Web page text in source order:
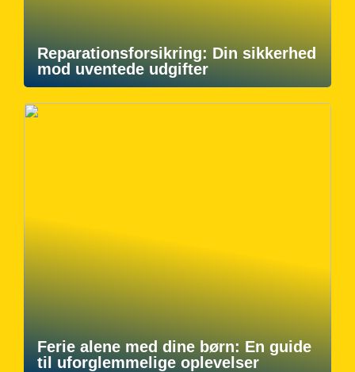
Reparationsforsikring: Din sikkerhed
mod uventede udgifter
Ferie alene med dine børn: En guide
til uforglemmelige oplevelser